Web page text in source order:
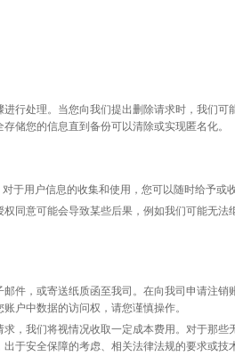
行处理。当您向我们提出删除请求时，我们
储您的信息直到备份可以清除或实现匿名化。
对于用户信息的收集和使用，您可以随时给予或
同意可能会导致某些后果，例如我们可能无
件，或寄送纸质函至我司。在向我司申请注销
户中数据的访问权，请您谨慎操作。
，我们将视情况收取一定成本费用。对于那
于安全保障的考虑、相关法律法规的要求或